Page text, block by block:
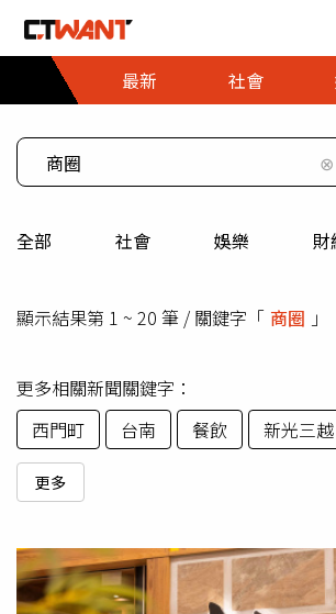
最新
社會
⊗
全部 社會 娛樂 財
顯示結果第 1 ~ 20 筆 / 關鍵字「 商圈 」
更多相關新聞關鍵字：
西門町
台南 餐飲 新光三越
更多